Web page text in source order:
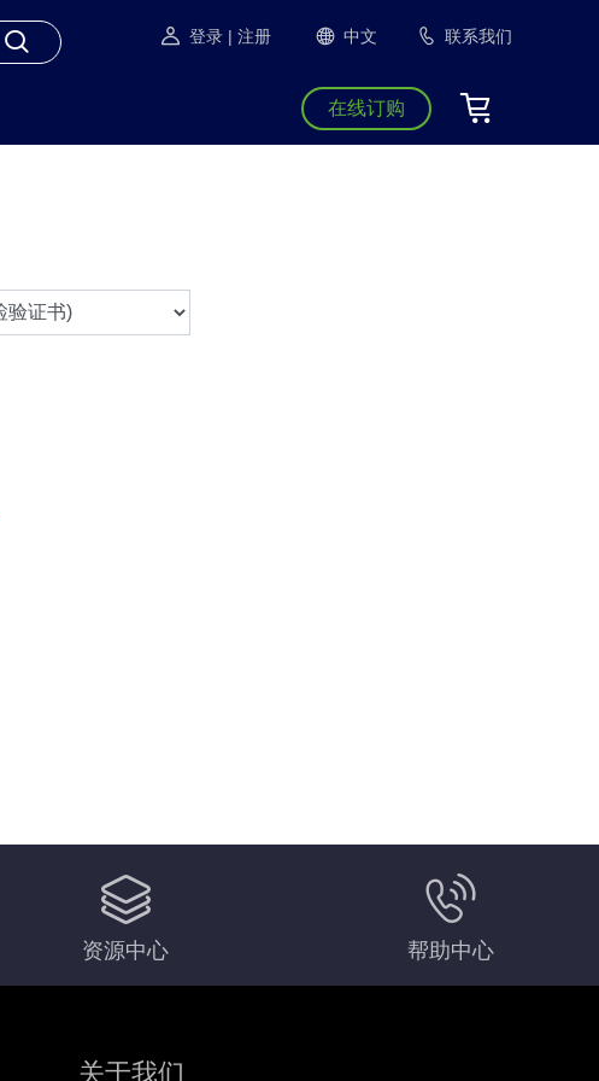
登录 | 注册 中文 联系我们
在线订购
资源中心 帮助中心
关于我们